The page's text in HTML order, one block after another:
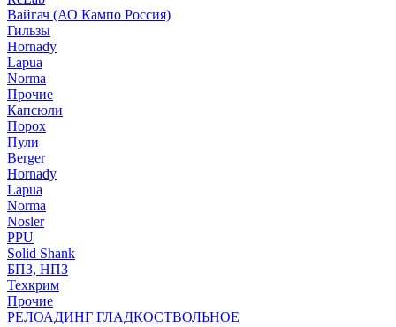
Вайгач (АО Кампо Россия)
Гильзы
Hornady
Lapua
Norma
Прочие
Капсюли
Порох
Пули
Berger
Hornady
Lapua
Norma
Nosler
PPU
Solid Shank
БПЗ, НПЗ
Техкрим
Прочие
РЕЛОАДИНГ ГЛАДКОСТВОЛЬНОЕ